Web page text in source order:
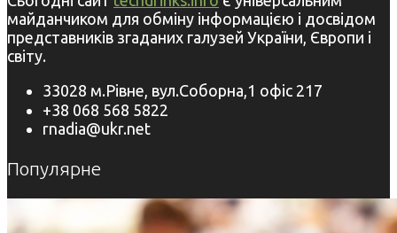
майданчиком для обміну інформацією і досвідом
представників згаданих галузей України, Європи і
світу.
33028 м.Рівне, вул.Соборна,1 офіс 217
+38 068 568 5822
rnadia@ukr.net
Популярне